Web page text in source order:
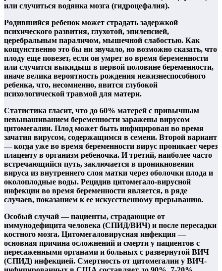
или случиться водянка мозга (гидроцефалия).
Родившийся ребенок может страдать задержкой
психического развития, глухотой, эпилепсией,
церебральным параличом, мышечной слабостью. Как
кощунственно это бы ни звучало, но возможно сказать, что
плоду еще повезет, если он умрет во время беременности
или случится выкидыш в первой половине беременности,
иначе велика вероятность рождения нежизнеспособного
ребенка, что, несомненно, явится глубокой
психологической травмой для матери.
Статистика гласит, что до 60% матерей с привычным
невынашиванием беременности заражены вирусом
цитомегалии. Плод может быть инфицирован во время
зачатия вирусом, содержащимся в семени. Второй вариант
— когда уже во время беременности вирус проникает через
плаценту в организм ребеночка. И третий, наиболее часто
встречающийся путь, заключается в проникновении
вируса из внутреннего слоя матки через оболочки плода и
околоплодные воды. Рецидив цитомегало-вирусной
инфекции во время беременности является, в ряде
случаев, показанием к ее искусственному прерыванию.
Особый случай — пациенты, страдающие от
иммунодефицита человека (СПИД/ВИЧ) и после пересадки
костного мозга. Цитомегаловирусная инфекция —
основная причина осложнений и смерти у пациентов с
пересаженными органами и больных с развернутой ВИЧ
(СПИД) инфекцией. Смертность от цитомегалии у ВИЧ-